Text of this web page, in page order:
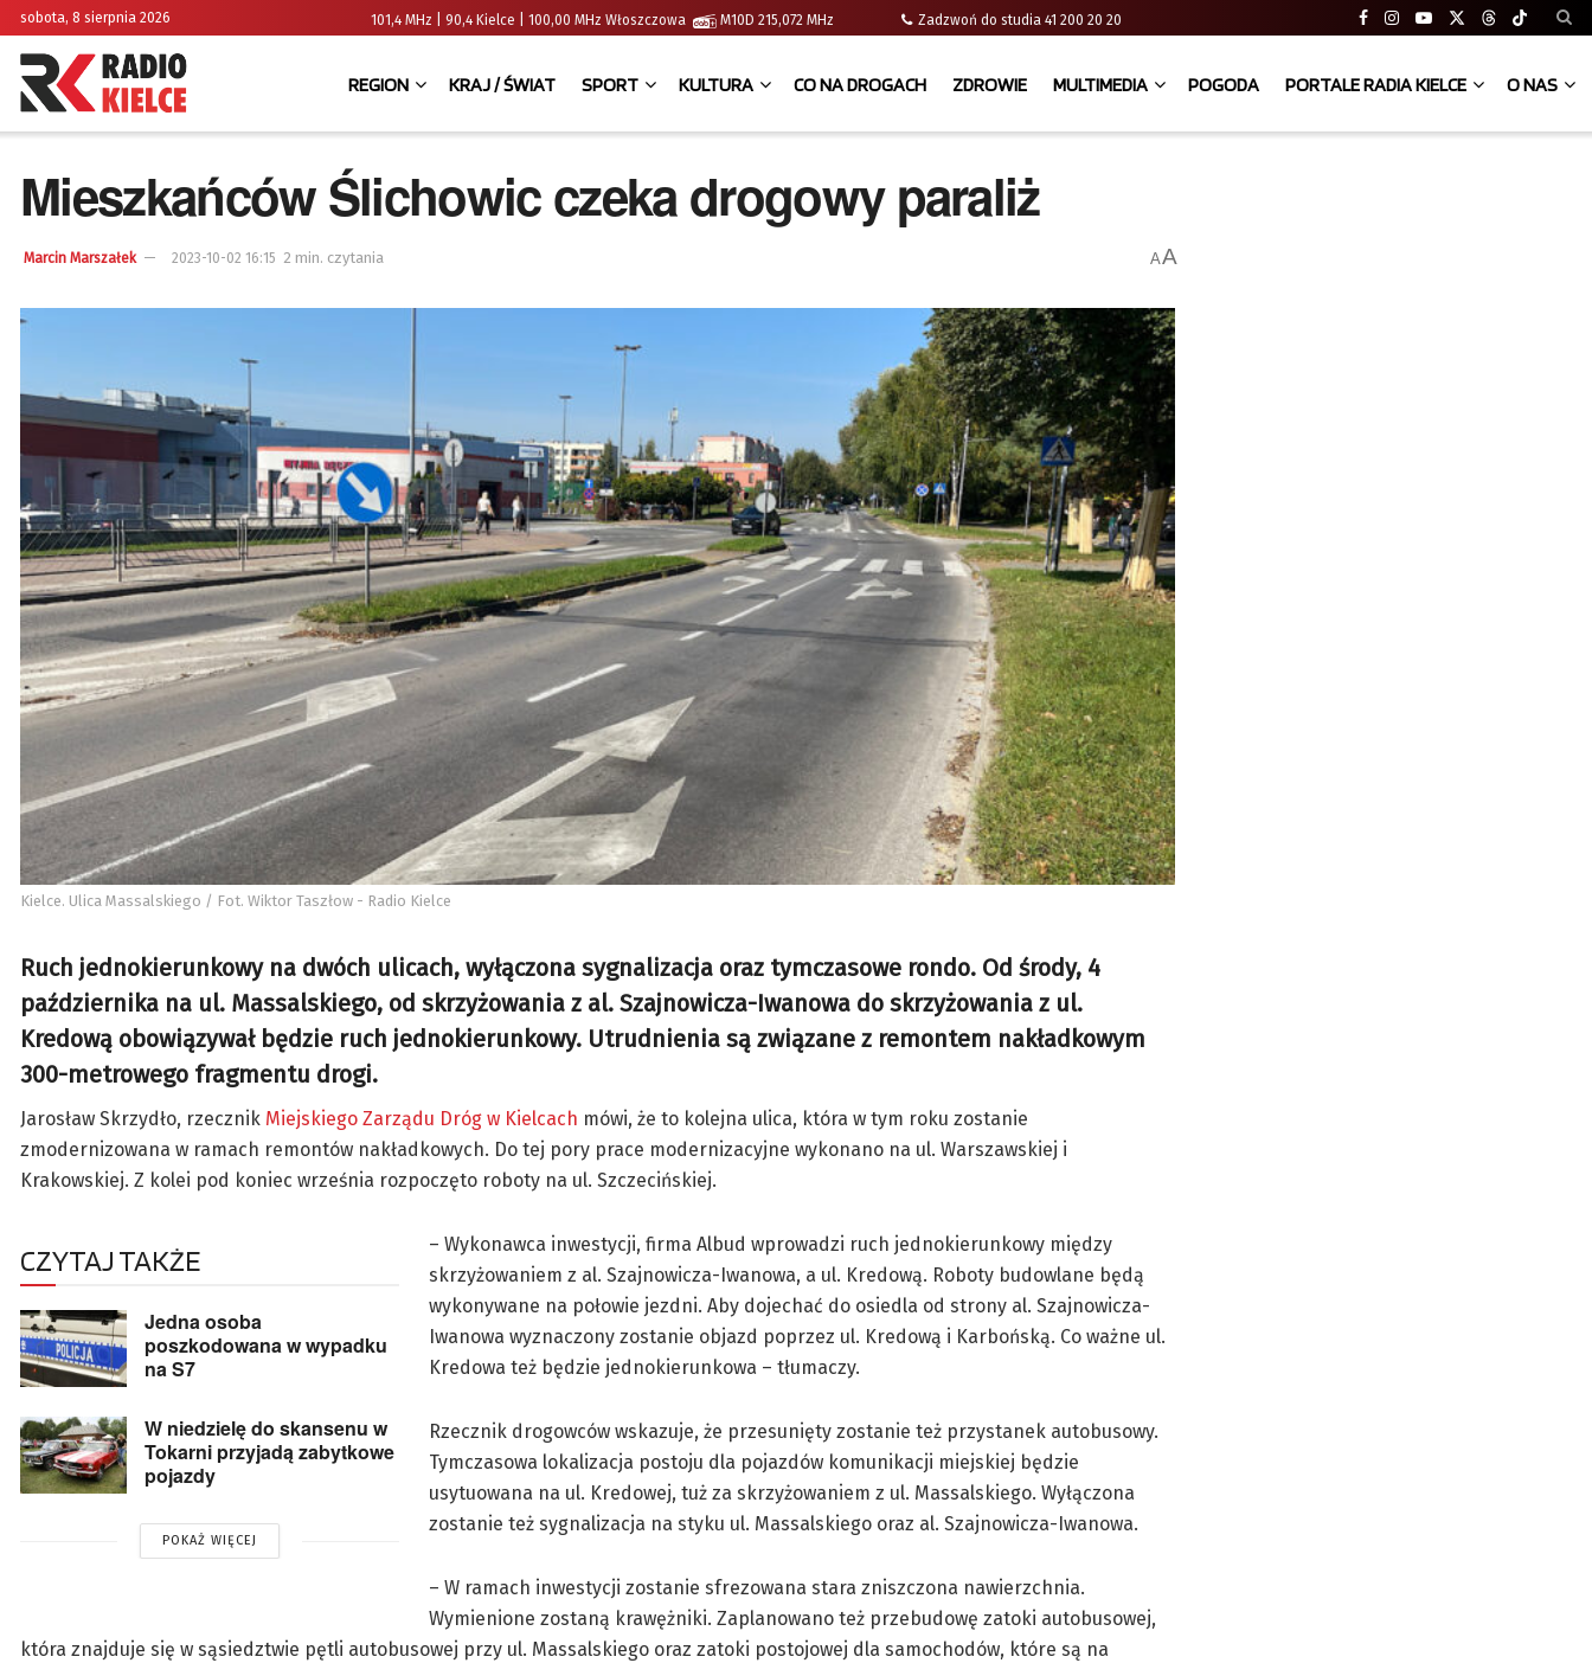
sobota, 8 sierpnia 2026 101,4 MHz | 90,4 Kielce | 100,00 MHz Włoszczowa M10D 215,072 MHz Zadzwoń do studia 41 200 20 20
REGION KRAJ / ŚWIAT SPORT KULTURA CO NA DROGACH ZDROWIE MULTIMEDIA POGODA PORTALE RADIA KIELCE O NAS
Mieszkańców Ślichowic czeka drogowy paraliż
Marcin Marszałek 2023-10-02 16:15 2 min. czytania AA
Kielce. Ulica Massalskiego / Fot. Wiktor Taszłow - Radio Kielce
Ruch jednokierunkowy na dwóch ulicach, wyłączona sygnalizacja oraz tymczasowe rondo. Od środy, 4
października na ul. Massalskiego, od skrzyżowania z al. Szajnowicza-Iwanowa do skrzyżowania z ul.
Kredową obowiązywał będzie ruch jednokierunkowy. Utrudnienia są związane z remontem nakładkowym
300-metrowego fragmentu drogi.
Jarosław Skrzydło, rzecznik Miejskiego Zarządu Dróg w Kielcach mówi, że to kolejna ulica, która w tym roku zostanie
zmodernizowana w ramach remontów nakładkowych. Do tej pory prace modernizacyjne wykonano na ul. Warszawskiej i
Krakowskiej. Z kolei pod koniec września rozpoczęto roboty na ul. Szczecińskiej.
CZYTAJ TAKŻE
Jedna osoba
poszkodowana w wypadku
na S7
W niedzielę do skansenu w
Tokarni przyjadą zabytkowe
pojazdy
POKAŻ WIĘCEJ
– Wykonawca inwestycji, firma Albud wprowadzi ruch jednokierunkowy między
skrzyżowaniem z al. Szajnowicza-Iwanowa, a ul. Kredową. Roboty budowlane będą
wykonywane na połowie jezdni. Aby dojechać do osiedla od strony al. Szajnowicza-
Iwanowa wyznaczony zostanie objazd poprzez ul. Kredową i Karbońską. Co ważne ul.
Kredowa też będzie jednokierunkowa – tłumaczy.
Rzecznik drogowców wskazuje, że przesunięty zostanie też przystanek autobusowy.
Tymczasowa lokalizacja postoju dla pojazdów komunikacji miejskiej będzie
usytuowana na ul. Kredowej, tuż za skrzyżowaniem z ul. Massalskiego. Wyłączona
zostanie też sygnalizacja na styku ul. Massalskiego oraz al. Szajnowicza-Iwanowa.
– W ramach inwestycji zostanie sfrezowana stara zniszczona nawierzchnia.
Wymienione zostaną krawężniki. Zaplanowano też przebudowę zatoki autobusowej,
która znajduje się w sąsiedztwie pętli autobusowej przy ul. Massalskiego oraz zatoki postojowej dla samochodów, które są na